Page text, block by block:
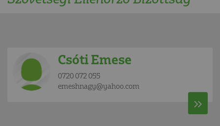
Csóti Emese
0720 072 055
emeshnagy@yahoo.com